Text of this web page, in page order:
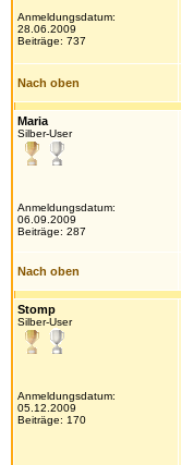
Anmeldungsdatum:
28.06.2009
Beiträge: 737
Nach oben
Maria
Silber-User
Anmeldungsdatum:
06.09.2009
Beiträge: 287
Nach oben
Stomp
Silber-User
Anmeldungsdatum:
05.12.2009
Beiträge: 170